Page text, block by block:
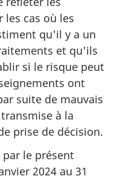
cas où les
qu'il y a un
et qu'ils
si le risque peut
ont
suite de mauvais
à la
prise de décision.
le présent
2024 au 31